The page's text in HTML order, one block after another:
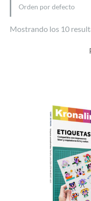
Mostrando los 10